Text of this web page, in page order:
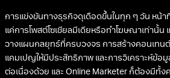
การแข่งขันทางธุรกิจดุเดือดขึ้นในทุก ๆ วัน หน้า
แค่การโพสต์โซเชียลมีเดียหรือทำโฆษณาเท่านั้
วางแผนกลยุทธ์ที่ครบวงจร การสร้างคอนเท
แคมเปญให้มีประสิทธิภาพ และการวิเคราะห์ข้
ต่อเนื่องด้วย และ Online Marketer ก็ต้องมีทั้ง